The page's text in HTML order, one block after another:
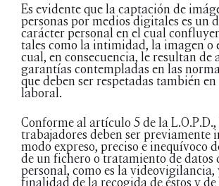
Es evidente que la captación de
personas por medios digitales es un
carácter personal en el cual
tales como la intimidad, la imagen o
cual, en consecuencia, le resultan de
garantías contempladas en las
que deben ser respetadas también
laboral.
Conforme al artículo 5 de la L.O.P.D.,
trabajadores deben ser previamente
modo expreso, preciso e inequívoco
de un fichero o tratamiento de datos
personal, como es la videovigilancia,
finalidad de la recogida de éstos y de